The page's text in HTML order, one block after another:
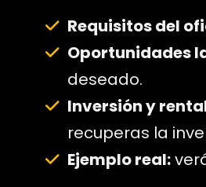
Requisitos del
Oportunidades
deseado.
Inversión y
recuperas la
Ejemplo real: